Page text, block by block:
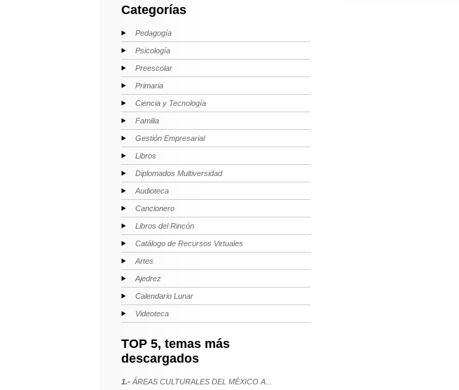
Categorías
Pedagogía
Psicología
Preescolar
Primaria
Ciencia y Tecnología
Familia
Gestión Empresarial
Libros
Diplomados Multiversidad
Audioteca
Cancionero
Libros del Rincón
Catálogo de Recursos Virtuales
Artes
Ajedrez
Calendario Lunar
Videoteca
TOP 5, temas más
descargados
1.- ÁREAS CULTURALES DEL MÉXICO A...